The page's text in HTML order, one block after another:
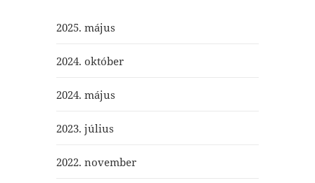
2025. május
2024. október
2024. május
2023. július
2022. november